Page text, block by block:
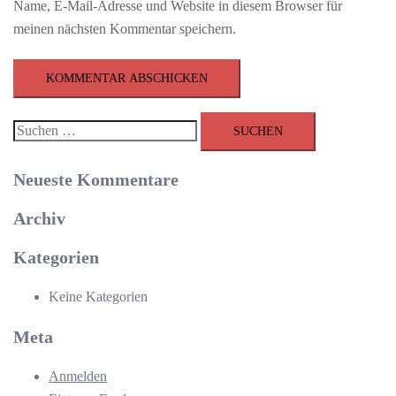
Name, E-Mail-Adresse und Website in diesem Browser für
meinen nächsten Kommentar speichern.
Suchen
Neueste Kommentare
Archiv
Kategorien
Keine Kategorien
Meta
Anmelden